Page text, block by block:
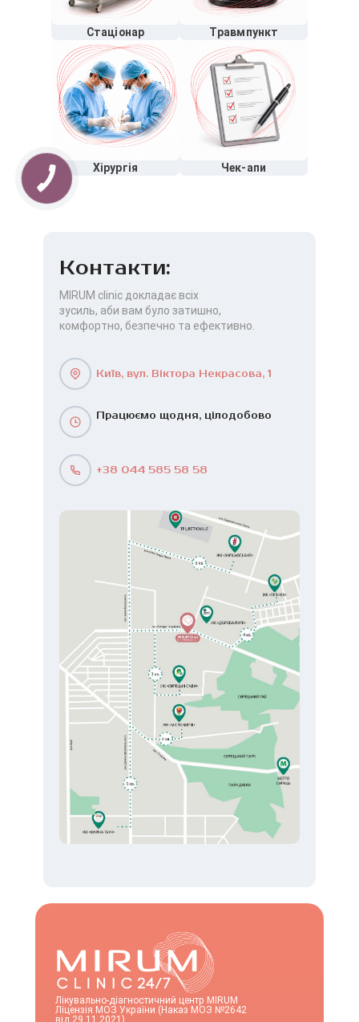
Стаціонар Травмпункт
Хірургія Чек-апи
Контакти:
MIRUM clinic докладає всіх
зусиль, аби вам було затишно,
комфортно, безпечно та ефективно.
Київ, вул. Віктора Некрасова, 1
Працюємо щодня, цілодобово
+38 044 585 58 58
Лікувально-діагностичний центр MIRUM
Ліцензія МОЗ України (Наказ МОЗ №2642